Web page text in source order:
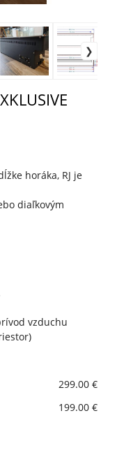
horáka, RJ je
diaľkovým
vzduchu
299.00 €
199.00 €